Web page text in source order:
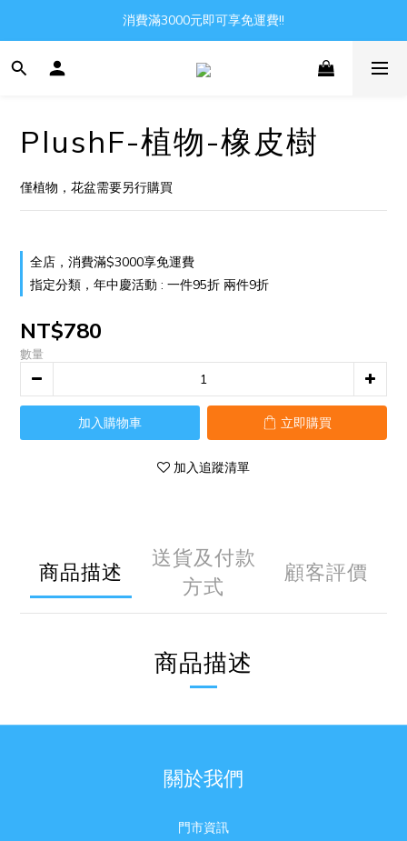
Gather all the joys in the world
消費滿3000元即可享免運費!!
Gather all the joys in the world
PlushF-植物-橡皮樹
僅植物，花盆需要另行購買
全店，消費滿$3000享免運費
指定分類，年中慶活動 : 一件95折 兩件9折
NT$780
數量
加入購物車 立即購買
加入追蹤清單
商品描述
送貨及付款
方式
顧客評價
商品描述
關於我們
門市資訊